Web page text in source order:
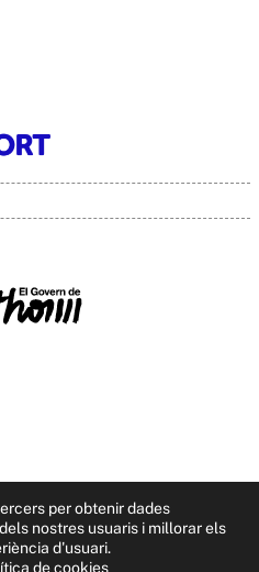
per obtenir dades
nostres usuaris i millorar els
d'usuari.
de cookies